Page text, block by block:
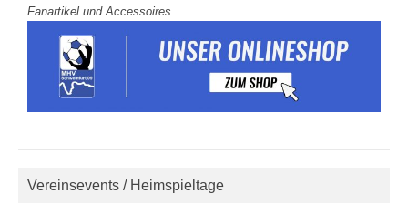
Fanartikel und Accessoires
Vereinsevents / Heimspieltage